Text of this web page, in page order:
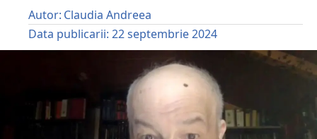
Autor: Claudia Andreea
Data publicarii: 22 septembrie 2024